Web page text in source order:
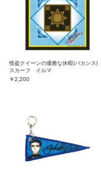
怪盗クイーンの優雅な休暇(バカンス)
スカーフ イルマ
￥2,200